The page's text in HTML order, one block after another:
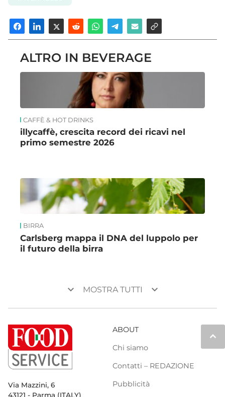
ALTRO IN BEVERAGE
CAFFÈ & HOT DRINKS
illycaffè, crescita record dei ricavi nel
primo semestre 2026
BIRRA
Carlsberg mappa il DNA del luppolo per
il futuro della birra
keyboard_arrow_down MOSTRA TUTTI keyboard_arrow_down
keyboard_arrow_up
Via Mazzini, 6
43121 - Parma (ITALY)
ABOUT
Chi siamo
Contatti – REDAZIONE
Pubblicità